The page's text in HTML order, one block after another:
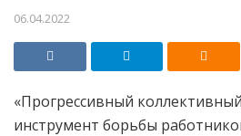
06.04.2022
«Прогрессивный
инструмент борьбы